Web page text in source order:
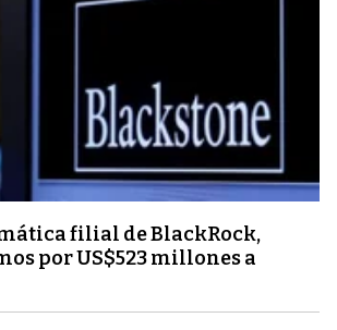
filial de BlackRock,
por US$523 millones a